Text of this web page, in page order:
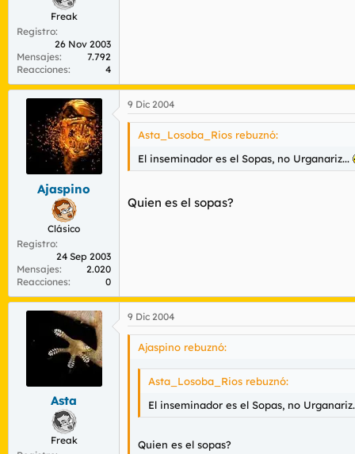
Freak
Registro
26 Nov 2003
Mensajes
7.792
Reacciones
4
Ajaspino
Clásico
Registro
24 Sep 2003
Mensajes
2.020
Reacciones
0
9 Dic 2004
Asta_Losoba_Rios rebuznó:
El inseminador es el Sopas, no Urganariz...
Quien es el sopas?
Asta
Freak
9 Dic 2004
Ajaspino rebuznó:
Asta_Losoba_Rios rebuznó:
El inseminador es el Sopas, no
Quien es el sopas?